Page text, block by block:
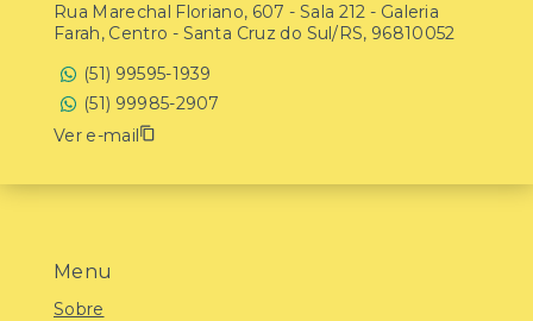
Menu
Sobre
Rua Marechal Floriano, 607 - Sala 212 - Galeria
Farah, Centro - Santa Cruz do Sul/RS, 96810052
(51) 99595-1939
(51) 99985-2907
Ver e-mail